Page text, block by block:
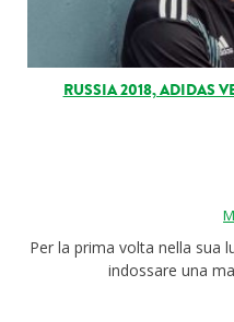
Storie
Chi siamo
RUSSIA 2018, ADIDAS
Per la prima volta nella sua
indossare una